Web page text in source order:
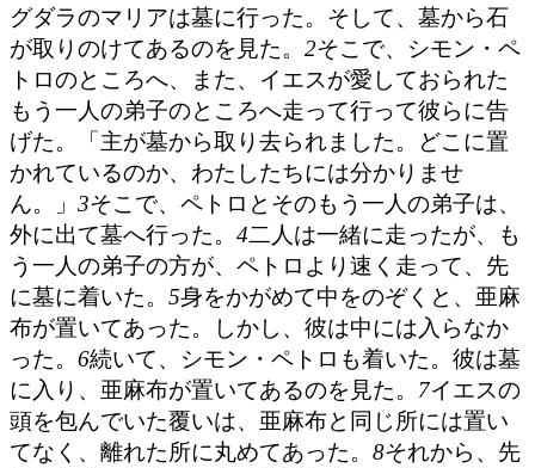
グダラのマリアは墓に行った。そして、墓から石
が取りのけてあるのを見た。 2そこで、シモン・ペ
トロのところへ、また、イエスが愛しておられた
もう一人の弟子のところへ走って行って彼らに告
げた。「主が墓から取り去られました。どこに置
かれているのか、わたしたちには分かりませ
ん。」 3そこで、ペトロとそのもう一人の弟子は、
外に出て墓へ行った。 4二人は一緒に走ったが、も
う一人の弟子の方が、ペトロより速く走って、先
に墓に着いた。 5身をかがめて中をのぞくと、亜麻
布が置いてあった。しかし、彼は中には入らなか
った。 6続いて、シモン・ペトロも着いた。彼は墓
に入り、亜麻布が置いてあるのを見た。 7イエスの
頭を包んでいた覆いは、亜麻布と同じ所には置い
てなく、離れた所に丸めてあった。 8それから、先